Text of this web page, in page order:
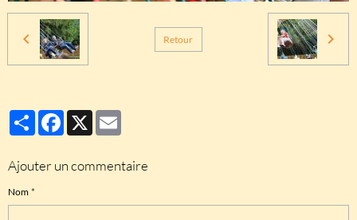
Retour
PartagerFacebook
X
Ajouter un commentaire
Nom